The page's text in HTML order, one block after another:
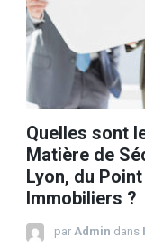
Quelles sont
Matière de
Lyon, du
Immobiliers ?
par Admin dans